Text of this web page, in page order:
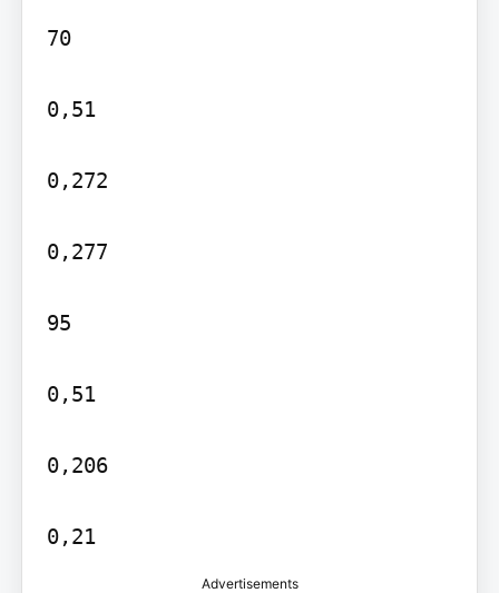
70
0,51
0,272
0,277
95
0,51
0,206
0,21
Advertisements